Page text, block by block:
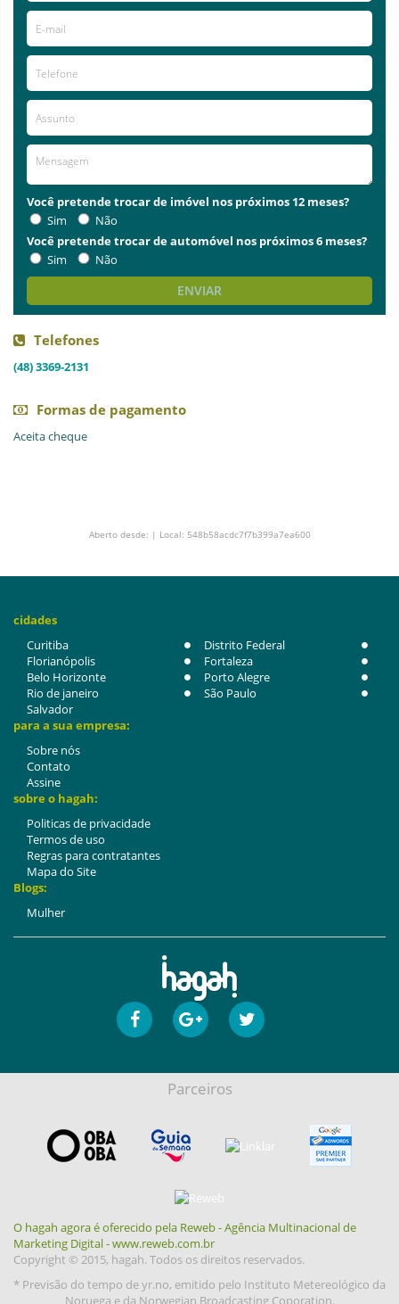
Você pretende trocar de imóvel nos próximos 12 meses?
Sim
Não
Você pretende trocar de automóvel nos próximos 6 meses?
Sim
Não
ENVIAR
Telefones
(48) 3369-2131
Formas de pagamento
Aceita cheque
Aberto desde: | Local: 548b58acdc7f7b399a7ea600
cidades
Curitiba
Distrito Federal
Florianópolis
Fortaleza
Belo Horizonte
Porto Alegre
Rio de janeiro
São Paulo
Salvador
para a sua empresa:
Sobre nós
Contato
Assine
sobre o hagah:
Politicas de privacidade
Termos de uso
Regras para contratantes
Mapa do Site
Blogs:
Mulher
Parceiros
O hagah agora é oferecido pela Reweb - Agência Multinacional de
Marketing Digital - www.reweb.com.br
Copyright © 2015, hagah. Todos os direitos reservados.
* Previsão do tempo de yr.no, emitido pelo Instituto Metereológico da
Noruega e da Norwegian Broadcasting Coporation.